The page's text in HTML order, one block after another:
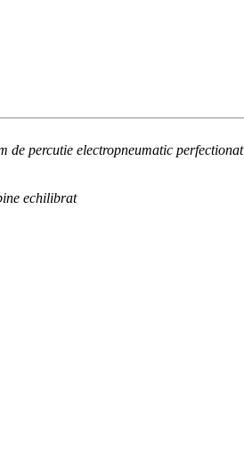
de percutie electropneumatic perfectionat
echilibrat